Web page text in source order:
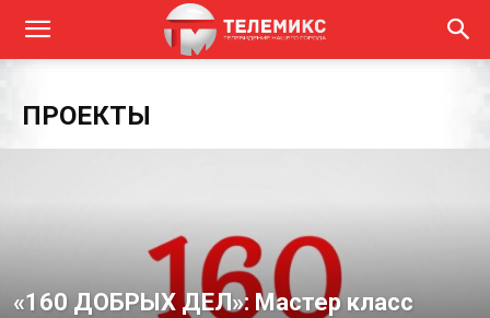
ПРОЕКТЫ
«160 ДОБРЫХ ДЕЛ»: Мастер класс